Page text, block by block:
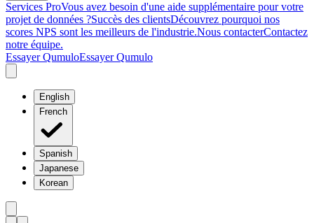
Services ProVous avez besoin d'une aide supplémentaire pour votre
projet de données ?Succès des clientsDécouvrez pourquoi nos
scores NPS sont les meilleurs de l'industrie.Nous contacterContactez
notre équipe.
Essayer QumuloEssayer Qumulo
English
French
Spanish
Japanese
Korean